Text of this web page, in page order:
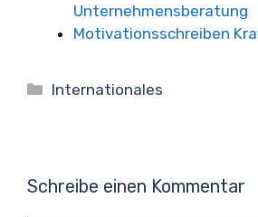
Unternehmensberatung
Motivationsschreiben
Kategorien
Internationales
Schreibe einen Kommentar